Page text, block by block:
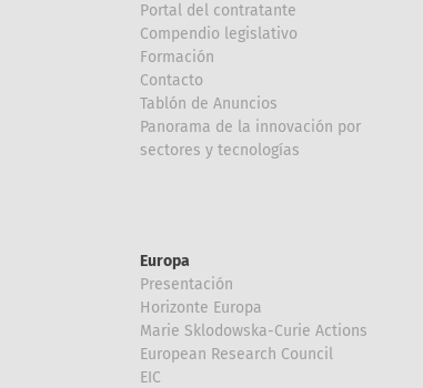
Portal del contratante
Compendio legislativo
Formación
Contacto
Tablón de Anuncios
Panorama de la innovación por
sectores y tecnologías
Europa
Presentación
Horizonte Europa
Marie Sklodowska-Curie Actions
European Research Council
EIC